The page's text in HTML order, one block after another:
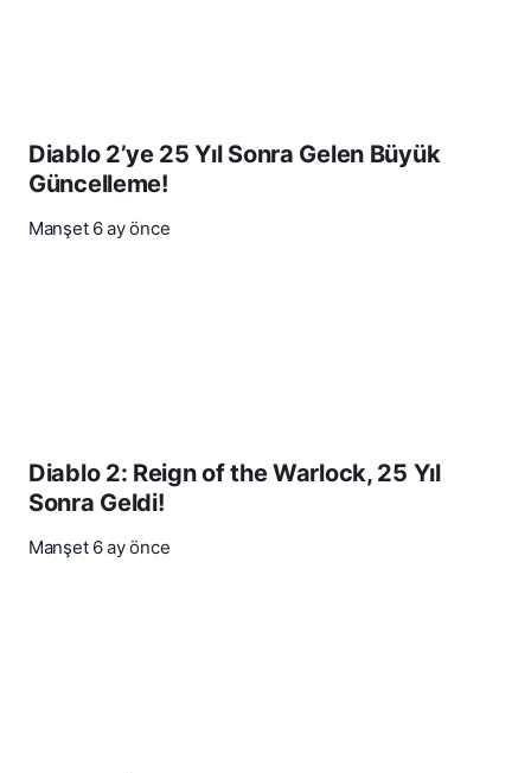
Diablo 2’ye 25 Yıl Sonra Gelen Büyük
Güncelleme!
Manşet 6 ay önce
Diablo 2: Reign of the Warlock, 25 Yıl
Sonra Geldi!
Manşet 6 ay önce